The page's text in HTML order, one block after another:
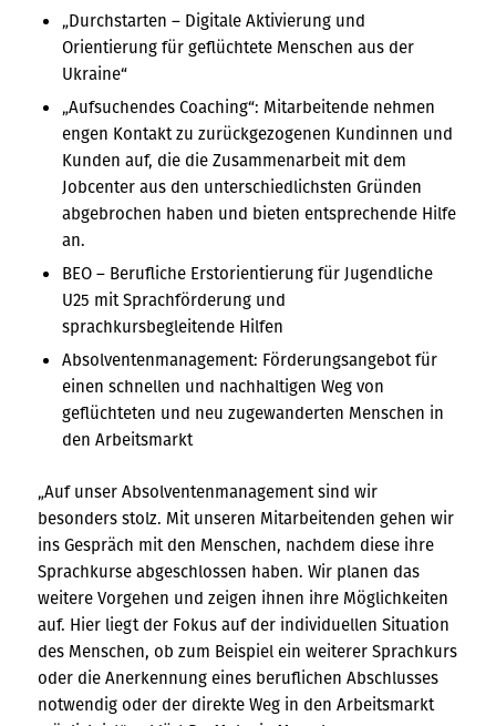
„Durchstarten – Digitale Aktivierung und
Orientierung für geflüchtete Menschen aus der
Ukraine“
„Aufsuchendes Coaching“: Mitarbeitende nehmen
engen Kontakt zu zurückgezogenen Kundinnen und
Kunden auf, die die Zusammenarbeit mit dem
Jobcenter aus den unterschiedlichsten Gründen
abgebrochen haben und bieten entsprechende Hilfe
an.
BEO – Berufliche Erstorientierung für Jugendliche
U25 mit Sprachförderung und
sprachkursbegleitende Hilfen
Absolventenmanagement: Förderungsangebot für
einen schnellen und nachhaltigen Weg von
geflüchteten und neu zugewanderten Menschen in
den Arbeitsmarkt
„Auf unser Absolventenmanagement sind wir
besonders stolz. Mit unseren Mitarbeitenden gehen wir
ins Gespräch mit den Menschen, nachdem diese ihre
Sprachkurse abgeschlossen haben. Wir planen das
weitere Vorgehen und zeigen ihnen ihre Möglichkeiten
auf. Hier liegt der Fokus auf der individuellen Situation
des Menschen, ob zum Beispiel ein weiterer Sprachkurs
oder die Anerkennung eines beruflichen Abschlusses
notwendig oder der direkte Weg in den Arbeitsmarkt